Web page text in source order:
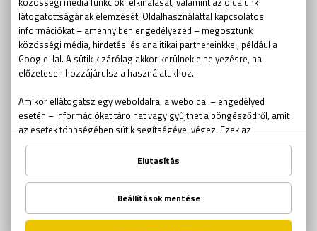
szabadulószoba kupon
szabadulószoba tűz
Schindler listája szabadulószoba
Harry Potter szabadulószoba
online szabadulószoba
társasjátékok
Végjáték szabadulószoba
Endgame szabadulószoba
Bosszúállók szabadulószoba
Avengers szabadulószoba
Puzzle
kijutós járék
szabadulószoba választás
szabadulószoba franchise